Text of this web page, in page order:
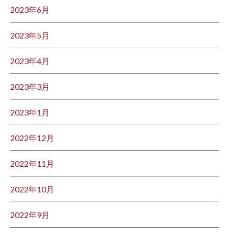
2023年6月
2023年5月
2023年4月
2023年3月
2023年1月
2022年12月
2022年11月
2022年10月
2022年9月